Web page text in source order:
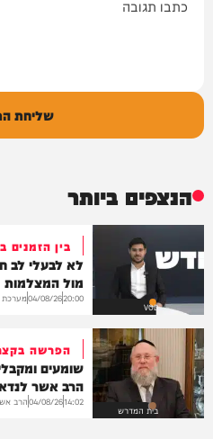
שליחת
הנצפים ביותר
VOD
בין
לא לבעלי לב
מול המצלמות
20:00
04/08/26
בית המדרש
הפרשה
שומעים
הרב אשר
14:02
04/08/26הרב